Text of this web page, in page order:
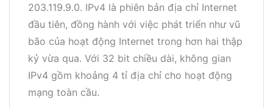
203.119.9.0. IPv4 là phiên bản địa chỉ Internet
đầu tiên, đồng hành với việc phát triển như vũ
bão của hoạt động Internet trong hơn hai thập
kỷ vừa qua. Với 32 bit chiều dài, không gian
IPv4 gồm khoảng 4 tỉ địa chỉ cho hoạt động
mạng toàn cầu.